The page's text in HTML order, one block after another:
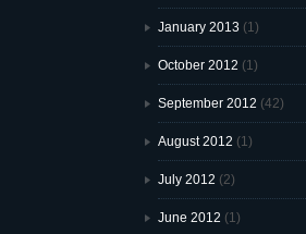
January 2013 (1)
October 2012 (1)
September 2012 (42)
August 2012 (1)
July 2012 (2)
June 2012 (1)